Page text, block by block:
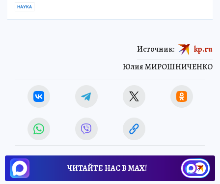
НАУКА
Юлия МИРОШНИЧЕНКО
Источник: kp.ru
ЧИТАЙТЕ НАС В МАХ!